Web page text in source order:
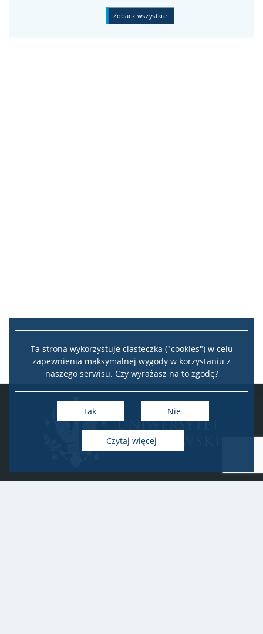
Ta strona wykorzystuje ciasteczka ("cookies") w celu
zapewnienia maksymalnej wygody w korzystaniu z
naszego serwisu. Czy wyrażasz na to zgodę?
Tak Nie
Czytaj więcej
Zobacz wszystkie